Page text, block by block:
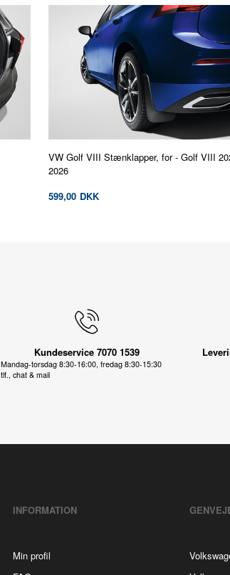
VW Golf VIII Stænklapper, for - Golf VIII
2026
599,00 DKK
Kundeservice 7070 1539
Mandag-torsdag 8:30-16:00, fredag 8:30-15:30
tlf., chat & mail
INFORMATION
Min profil